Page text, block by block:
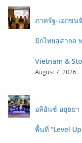
ภาครัฐ-เอกชน
มิกไทยสู่สากล
Vietnam &
August 7, 2026
อลิอันซ์ อยุธยา
พื้นที่ “Level